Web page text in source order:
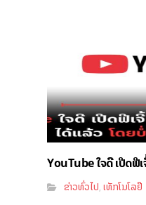
YouTube ໃຈດີ ເປີດຟີ
ຂ່າວທົ່ວໄປ,ເທັກໂນໂລຢີ